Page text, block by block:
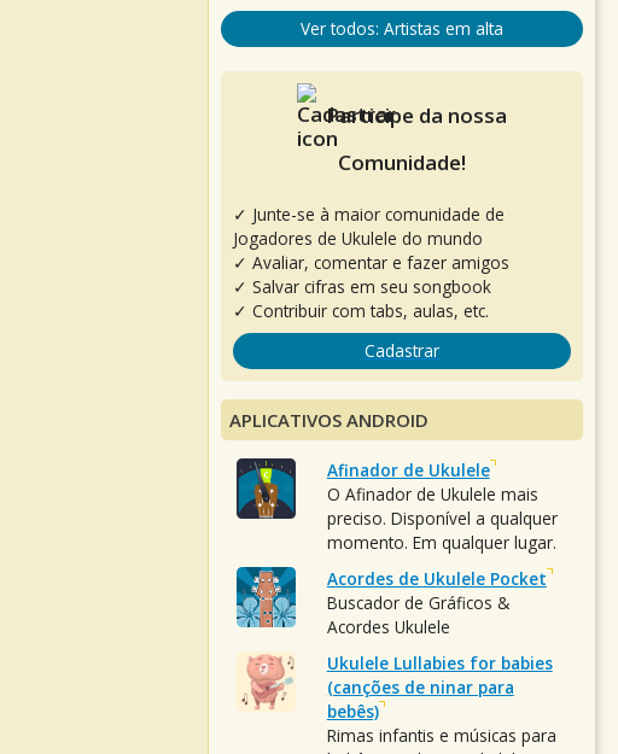
Ver todos: Artistas em alta
Participe da nossa
Comunidade!
✓ Junte-se à maior comunidade de
Jogadores de Ukulele do mundo
✓ Avaliar, comentar e fazer amigos
✓ Salvar cifras em seu songbook
✓ Contribuir com tabs, aulas, etc.
Cadastrar
APLICATIVOS ANDROID
Afinador de Ukulele
O Afinador de Ukulele mais
preciso. Disponível a qualquer
momento. Em qualquer lugar.
Acordes de Ukulele Pocket
Buscador de Gráficos &
Acordes Ukulele
Ukulele Lullabies for babies
(canções de ninar para
bebês)
Rimas infantis e músicas para